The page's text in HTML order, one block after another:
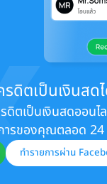
ดิตเป็นเงินสด
ดิตเป็นเงินสดออน
ารของคุณตลอด 24
ทำรายการผ่าน